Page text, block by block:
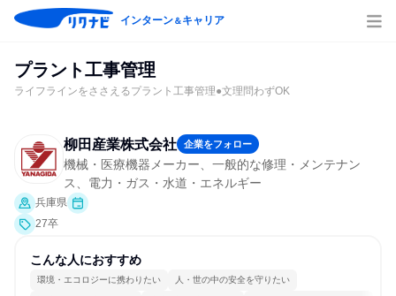
インターン＆キャリア
プラント工事管理
ライフラインをささえるプラント工事管理●文理問わずOK
柳田産業株式会社 企業をフォロー
機械・医療機器メーカー、一般的な修理・メンテナン
ス、電力・ガス・水道・エネルギー
兵庫県
27卒
こんな人におすすめ
環境・エコロジーに携わりたい 人・世の中の安全を守りたい